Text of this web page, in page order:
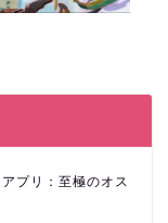
プリ：至極のオス